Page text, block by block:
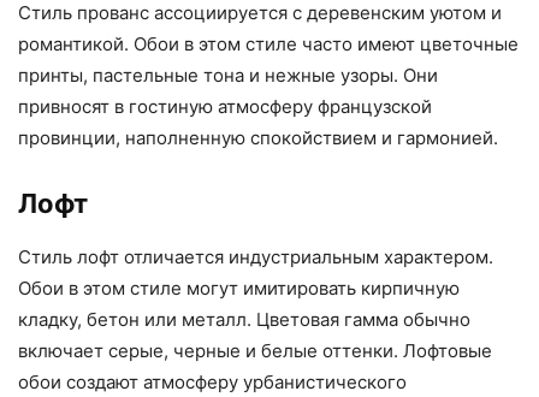
Стиль прованс ассоциируется с деревенским уютом и
романтикой. Обои в этом стиле часто имеют цветочные
принты, пастельные тона и нежные узоры. Они
привносят в гостиную атмосферу французской
провинции, наполненную спокойствием и гармонией.
Лофт
Стиль лофт отличается индустриальным характером.
Обои в этом стиле могут имитировать кирпичную
кладку, бетон или металл. Цветовая гамма обычно
включает серые, черные и белые оттенки. Лофтовые
обои создают атмосферу урбанистического